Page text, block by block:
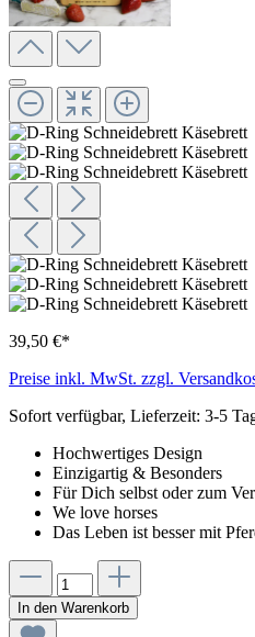
39,50 €*
Preise inkl. MwSt. zzgl.
Sofort verfügbar, Lieferzeit: 3-5
Hochwertiges Design
Einzigartig & Besonders
Für Dich selbst oder zum
We love horses
Das Leben ist besser mit
In den Warenkorb